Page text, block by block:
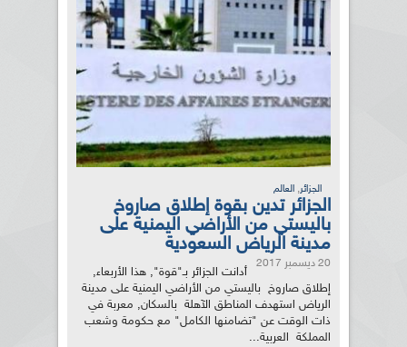
الجزائر, العالم
الجزائر تدين بقوة إطلاق صاروخ
باليستي من الأراضي اليمنية على
مدينة الرياض السعودية
20 ديسمبر 2017
أدانت الجزائر بـ"قوة", هذا الأربعاء,
إطلاق صاروخ باليستي من الأراضي اليمنية على مدينة
الرياض استهدف المناطق الآهلة بالسكان, معربة في
ذات الوقت عن "تضامنها الكامل" مع حكومة وشعب
المملكة العربية...